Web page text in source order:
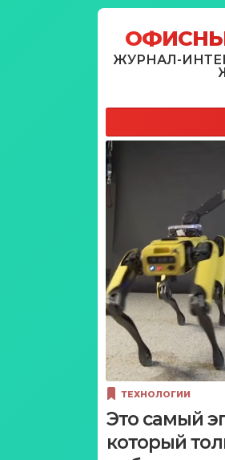
ЖУРНАЛ-
ТЕХНОЛОГИИ
Это самый
который